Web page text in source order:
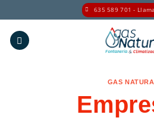
al
contenido
635 589 701 -
GAS